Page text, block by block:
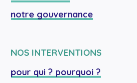
notre gouvernance
NOS INTERVENTIONS
pour qui ? pourquoi ?